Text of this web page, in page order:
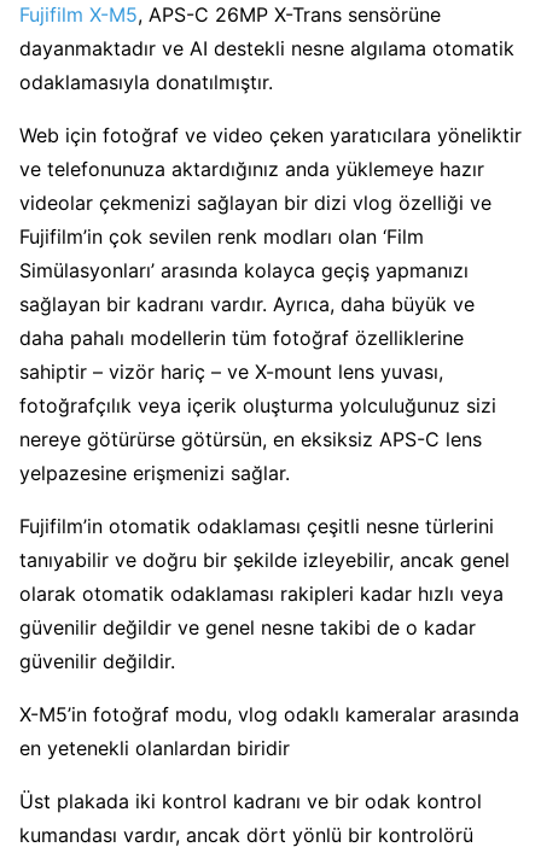
Fujifilm X-M5, APS-C 26MP X-Trans sensörüne
dayanmaktadır ve AI destekli nesne algılama otomatik
odaklamasıyla donatılmıştır.
Web için fotoğraf ve video çeken yaratıcılara yöneliktir
ve telefonunuza aktardığınız anda yüklemeye hazır
videolar çekmenizi sağlayan bir dizi vlog özelliği ve
Fujifilm’in çok sevilen renk modları olan ‘Film
Simülasyonları’ arasında kolayca geçiş yapmanızı
sağlayan bir kadranı vardır. Ayrıca, daha büyük ve
daha pahalı modellerin tüm fotoğraf özelliklerine
sahiptir – vizör hariç – ve X-mount lens yuvası,
fotoğrafçılık veya içerik oluşturma yolculuğunuz sizi
nereye götürürse götürsün, en eksiksiz APS-C lens
yelpazesine erişmenizi sağlar.
Fujifilm’in otomatik odaklaması çeşitli nesne türlerini
tanıyabilir ve doğru bir şekilde izleyebilir, ancak genel
olarak otomatik odaklaması rakipleri kadar hızlı veya
güvenilir değildir ve genel nesne takibi de o kadar
güvenilir değildir.
X-M5’in fotoğraf modu, vlog odaklı kameralar arasında
en yetenekli olanlardan biridir
Üst plakada iki kontrol kadranı ve bir odak kontrol
kumandası vardır, ancak dört yönlü bir kontrolörü